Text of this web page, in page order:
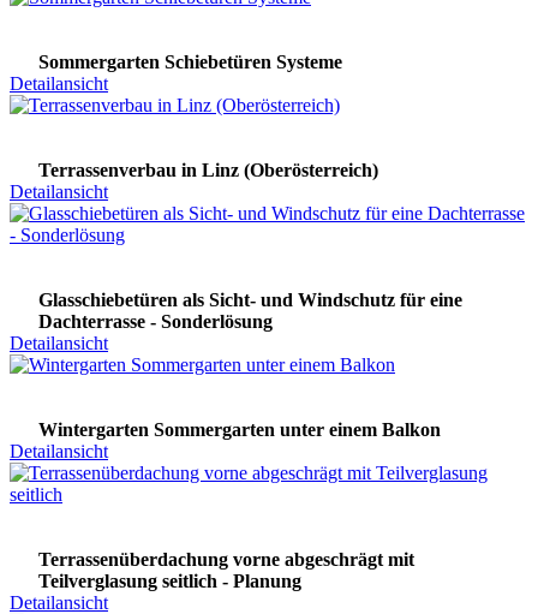
Sommergarten Schiebetüren Systeme
Detailansicht
Terrassenverbau in Linz (Oberösterreich)
Detailansicht
Glasschiebetüren als Sicht- und Windschutz für eine
Dachterrasse - Sonderlösung
Detailansicht
Wintergarten Sommergarten unter einem Balkon
Detailansicht
Terrassenüberdachung vorne abgeschrägt mit
Teilverglasung seitlich - Planung
Detailansicht